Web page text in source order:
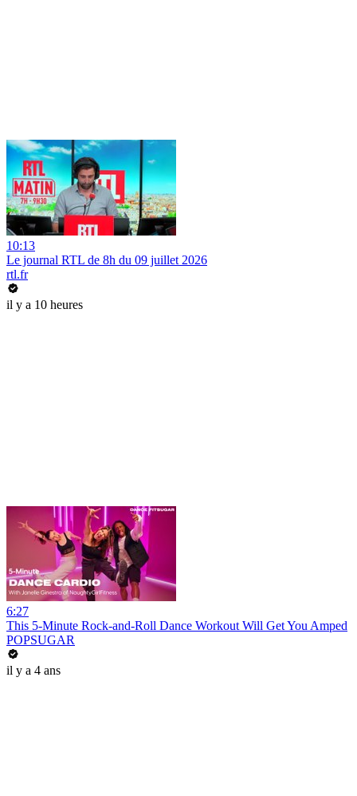
10:13
Le journal RTL de 8h du 09 juillet 2026
rtl.fr
il y a 10 heures
6:27
This 5-Minute Rock-and-Roll Dance Workout Will Get You Amped
POPSUGAR
il y a 4 ans